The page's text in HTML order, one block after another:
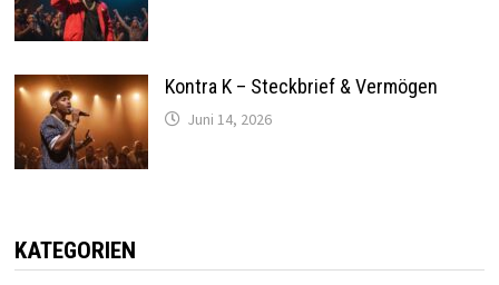
Kontra K – Steckbrief & Vermögen
Juni 14, 2026
KATEGORIEN